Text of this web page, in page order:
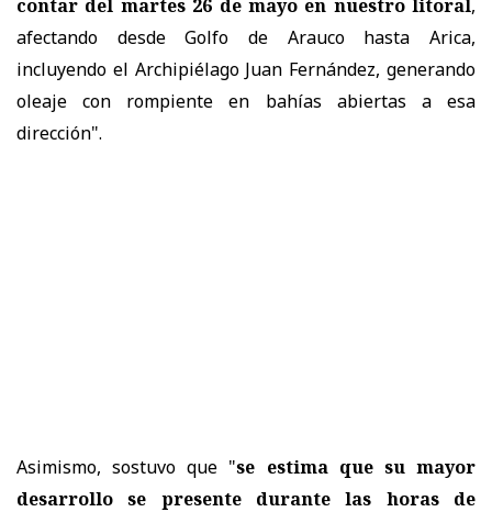
contar del martes 26 de mayo en nuestro litoral,
afectando desde Golfo de Arauco hasta Arica,
incluyendo el Archipiélago Juan Fernández, generando
oleaje con rompiente en bahías abiertas a esa
dirección".
Asimismo, sostuvo que "se estima que su mayor
desarrollo se presente durante las horas de